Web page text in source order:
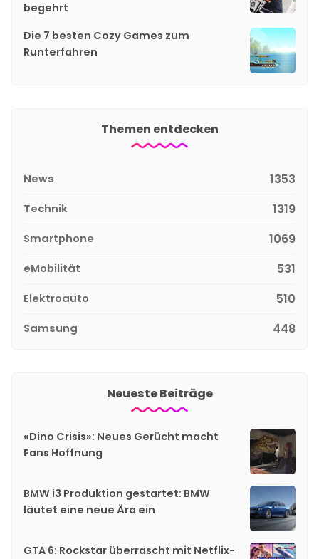
begehrt
Die 7 besten Cozy Games zum
Runterfahren
Themen entdecken
News 1353
Technik 1319
Smartphone 1069
eMobilität 531
Elektroauto 510
Samsung 448
Neueste Beiträge
«Dino Crisis»: Neues Gerücht macht
Fans Hoffnung
BMW i3 Produktion gestartet: BMW
läutet eine neue Ära ein
GTA 6: Rockstar überrascht mit Netflix-